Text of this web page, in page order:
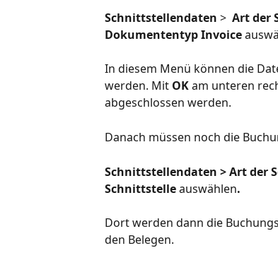
Schnittstellendaten > Art der
Dokumententyp Invoice
In diesem Menü können die
werden. Mit OK am unteren
abgeschlossen werden.
Danach müssen noch die
Schnittstellendaten >Art der
Schnittstelle auswählen.
Dort werden dann die
den Belegen.